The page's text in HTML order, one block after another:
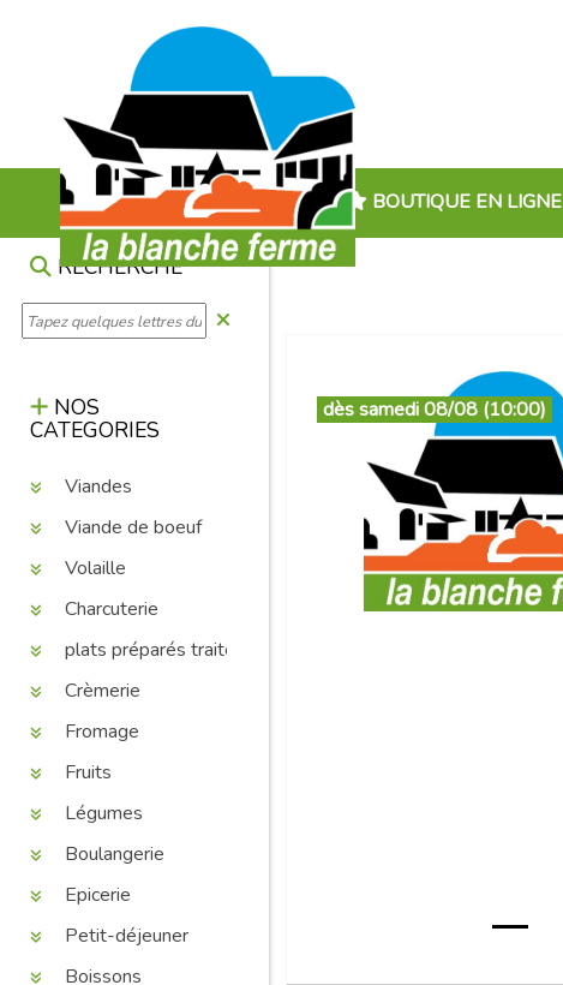
BOUTIQUE EN LIGNE
RECHERCHE
NOS
CATEGORIES
Viandes
Viande de boeuf
Volaille
Charcuterie
plats préparés traiteur
Crèmerie
Fromage
Fruits
Légumes
Boulangerie
Epicerie
Petit-déjeuner
Boissons
dès samedi 08/08 (10:00)